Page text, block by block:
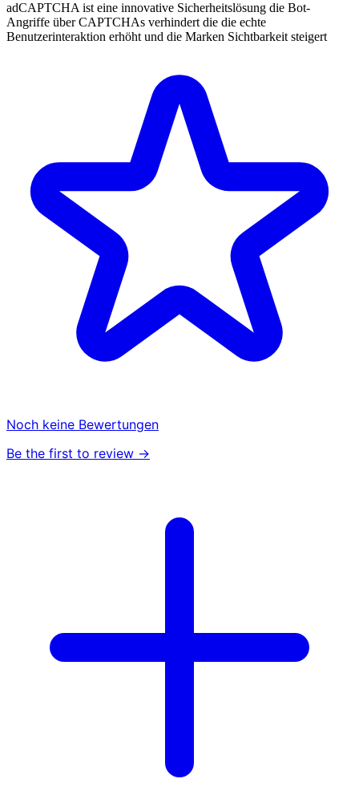
adCAPTCHA ist eine innovative Sicherheitslösung die Bot-
Angriffe über CAPTCHAs verhindert die die echte
Benutzerinteraktion erhöht und die Marken Sichtbarkeit steigert
Noch keine Bewertungen
Be the first to review →